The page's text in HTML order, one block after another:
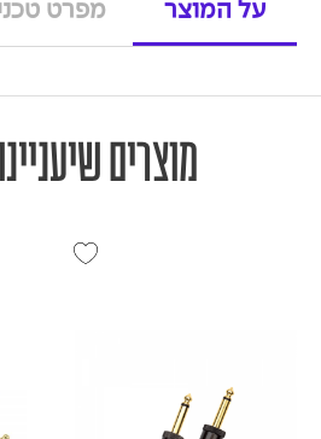
על המוצר מפרט
מוצרים